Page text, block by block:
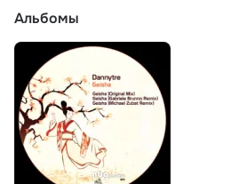
Альбомы